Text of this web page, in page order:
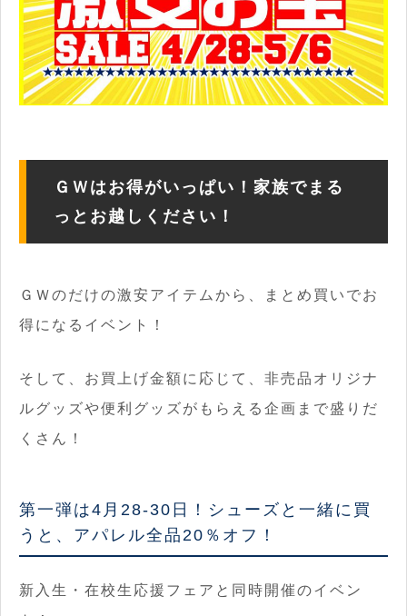
ＧＷはお得がいっぱい！家族でまる
っとお越しください！
ＧＷのだけの激安アイテムから、まとめ買いでお
得になるイベント！
そして、お買上げ金額に応じて、非売品オリジナ
ルグッズや便利グッズがもらえる企画まで盛りだ
くさん！
第一弾は4月28-30日！シューズと一緒に買
うと、アパレル全品20％オフ！
新入生・在校生応援フェアと同時開催のイベン